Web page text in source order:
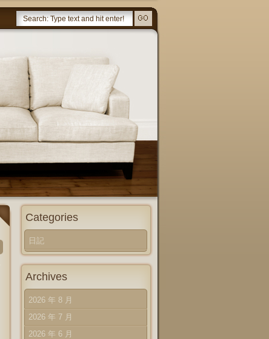
Categories
日記
Archives
2026 年 8 月
2026 年 7 月
2026 年 6 月